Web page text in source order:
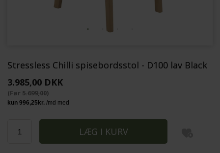
Stressless Chilli spisebordsstol - D100 lav Black
3.985,00 DKK
(Før 5.699,00)